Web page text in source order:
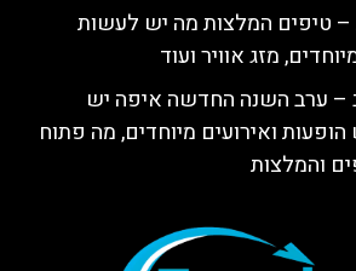
– טיפים המלצות מה יש לעשות
מזג אוויר ועוד
– ערב השנה החדשה איפה יש
ואירועים מיוחדים, מה פתוח
והמלצות